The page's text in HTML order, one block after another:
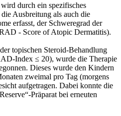
durch ein spezifisches
Ausbreitung als auch die
erfasst, der Schweregrad der
- Score of Atopic Dermatitis).
topischen Steroid-Behandlung
Index ≤ 20), wurde die Therapie
Dieses wurde den Kindern
zweimal pro Tag (morgens
aufgetragen. Dabei konnte die
Präparat bei erneuten